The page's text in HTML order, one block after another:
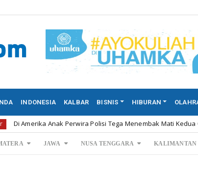
INDONESIA KALBAR BISNIS HIBURAN
Perwira Polisi Tega Menembak Mati Kedua Orang ...
JAWA NUSA TENGGARA KALIMANTAN